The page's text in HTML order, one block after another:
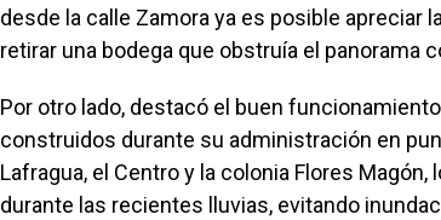
desde la calle Zamora ya es posible apreciar
retirar una bodega que obstruía el panorama
Por otro lado, destacó el buen
construidos durante su administración en
Lafragua, el Centro y la colonia Flores
durante las recientes lluvias, evitando